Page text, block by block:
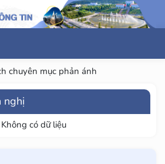
chuyên mục phản ánh
nghị
Không có dữ liệu